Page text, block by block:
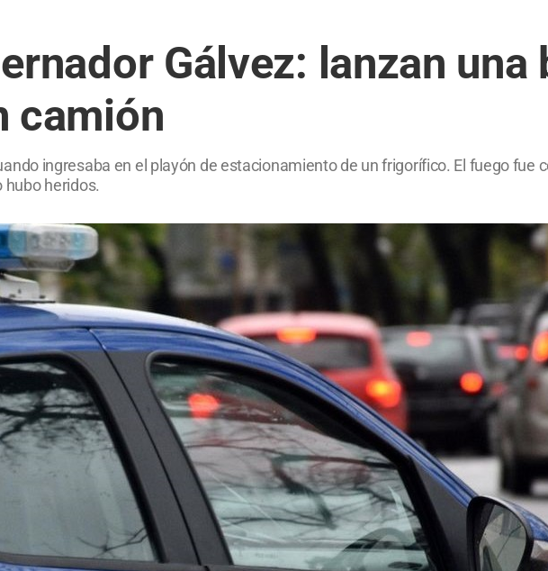
Gálvez: lanzan
camión
ingresaba en el playón de estacionamiento de un frigorífico. El fuego
hubo heridos.